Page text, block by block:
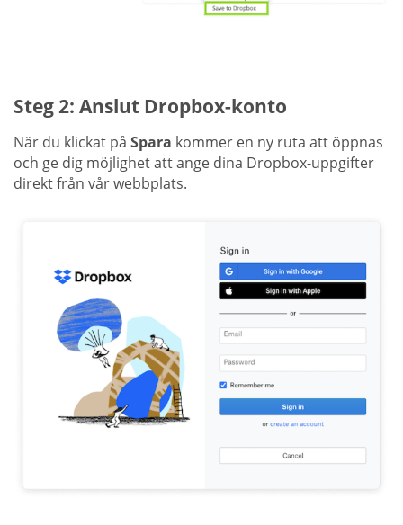
Steg 2: Anslut Dropbox-konto
När du klickat på Spara kommer en ny ruta att öppnas
och ge dig möjlighet att ange dina Dropbox-uppgifter
direkt från vår webbplats.